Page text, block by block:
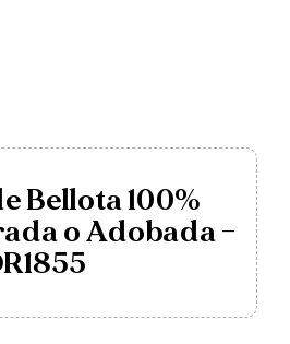
Bellota 100%
o Adobada –